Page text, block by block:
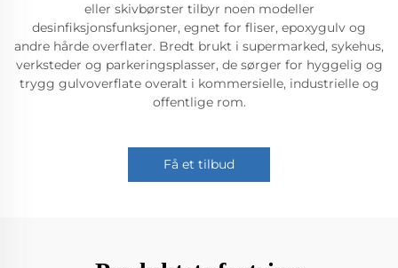
eller skivbørster tilbyr noen modeller
desinfiksjonsfunksjoner, egnet for fliser, epoxygulv og
andre hårde overflater. Bredt brukt i supermarked, sykehus,
verksteder og parkeringsplasser, de sørger for hyggelig og
trygg gulvoverflate overalt i kommersielle, industrielle og
offentlige rom.
Få et tilbud